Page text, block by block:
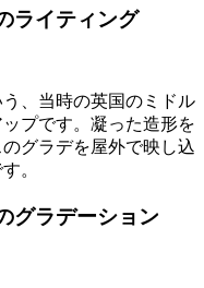
ライティング
、当時の英国のミドル
プです。凝った造形を
グラデを屋外で映し込
。
グラデーション